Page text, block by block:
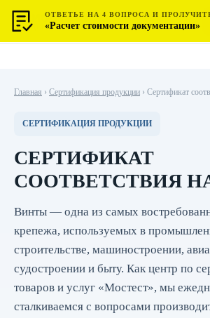
МОСТЕСТ
ЦЕНТР СЕРТИФИКАЦИИ
Главная › Сертификация продукции › Сертификат
СЕРТИФИКАЦИЯ ПРОДУКЦИИ
СЕРТИФИКАТ
СООТВЕТСТВИЯ
Винты — одна из самых
крепежа, используемых в
строительстве, машиностроении,
судостроении и быту. Как центр по
товаров и услуг «Мостест», мы
сталкиваемся с вопросами
«Расчет стоимости документации»